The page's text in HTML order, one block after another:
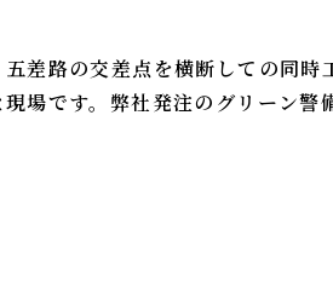
差路の交差点を横断しての同
場です。弊社発注のグリーン